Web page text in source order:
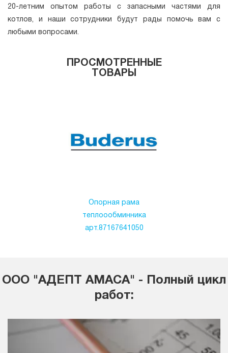
20-летним опытом работы с запасными частями для
котлов, и наши сотрудники будут рады помочь вам с
любыми вопросами.
ПРОСМОТРЕННЫЕ
ТОВАРЫ
Опорная рама
теплоообминника
арт.87167641050
ООО "АДЕПТ АМАСА" - Полный цикл
работ: